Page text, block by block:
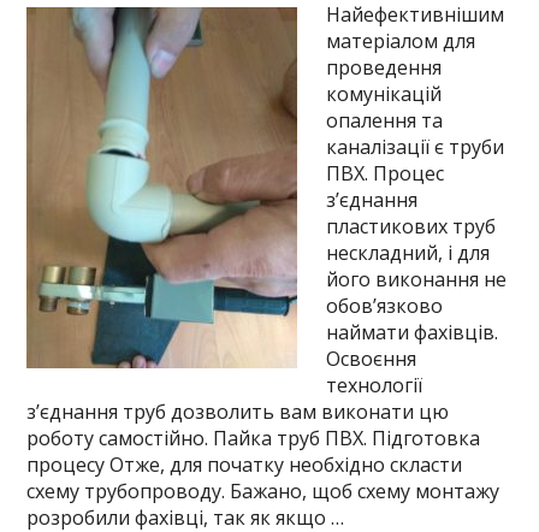
Найефективнішим
матеріалом для
проведення
комунікацій
опалення та
каналізації є труби
ПВХ. Процес
з’єднання
пластикових труб
нескладний, і для
його виконання не
обов’язково
наймати фахівців.
Освоєння
технології
з’єднання труб дозволить вам виконати цю
роботу самостійно. Пайка труб ПВХ. Підготовка
процесу Отже, для початку необхідно скласти
схему трубопроводу. Бажано, щоб схему монтажу
розробили фахівці, так як якщо …